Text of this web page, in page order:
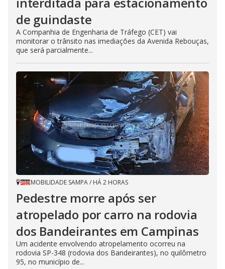
de guindaste
A Companhia de Engenharia de Tráfego (CET) vai
monitorar o trânsito nas imediações da Avenida Rebouças,
que será parcialmente...
MOBILIDADE SAMPA/ HÁ 2 HORAS
Pedestre morre após ser
atropelado por carro na rodovia
dos Bandeirantes em Campinas
Um acidente envolvendo atropelamento ocorreu na
rodovia SP-348 (rodovia dos Bandeirantes), no quilômetro
95, no município de...